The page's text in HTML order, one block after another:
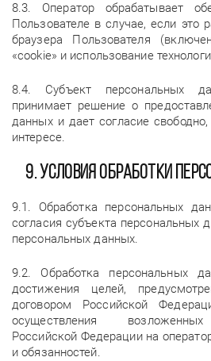
8.3. Оператор обрабатывает
Пользователе в случае, если это
браузера Пользователя
«cookie» и использование
8.4. Субъект персональных
принимает решение о
данных и дает согласие
интересе.
9. Условия обработки
9.1. Обработка персональных
согласия субъекта персональных
персональных данных.
9.2. Обработка персональных
достижения целей,
договором Российской
осуществления возложенных
Российской Федерации на
и обязанностей.